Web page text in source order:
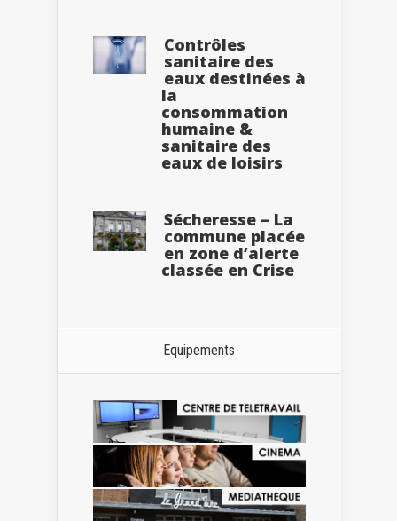
Contrôles
sanitaire des
eaux destinées à
la
consommation
humaine &
sanitaire des
eaux de loisirs
Sécheresse – La
commune placée
en zone d’alerte
classée en Crise
Equipements